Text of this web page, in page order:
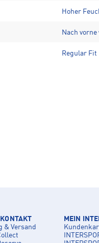
Hoher
Nach
Regular Fit
& Versand
MEIN